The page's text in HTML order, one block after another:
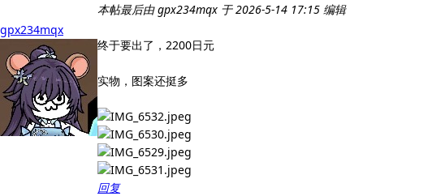
gpx234mqx
本帖最后由 gpx234mqx 于 2026-5-14 17:15 编辑
终于要出了，2200日元
实物，图案还挺多
回复